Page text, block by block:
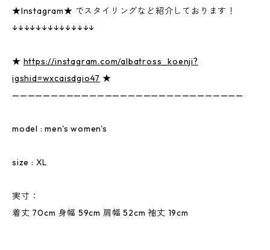
★Instagram★ でスタイリングなど紹介しております！
↓↓↓↓↓↓↓↓↓↓↓↓↓↓
★ https://instagram.com/albatross_koenji?
igshid=wxcaisdgio47 ★
——————————————————————————————
model : men's women's
size : XL
実寸：
着丈 70cm 身幅 59cm 肩幅 52cm 袖丈 19cm